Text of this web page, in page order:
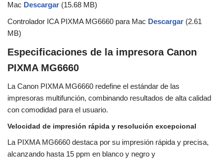
Mac Descargar (15.68 MB)
Controlador ICA PIXMA MG6660 para Mac Descargar (2.61
MB)
Especificaciones de la impresora Canon
PIXMA MG6660
La Canon PIXMA MG6660 redefine el estándar de las
impresoras multifunción, combinando resultados de alta calidad
con comodidad para el usuario.
Velocidad de impresión rápida y resolución excepcional
La PIXMA MG6660 destaca por su impresión rápida y precisa,
alcanzando hasta 15 ppm en blanco y negro y